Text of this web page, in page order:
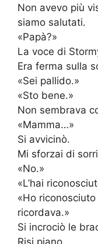
Non avevo più
siamo salutati.
«Papà?»
La voce di
Era ferma sulla
«Sei pallido.»
«Sto bene.»
Non sembrava
«Mamma…»
Si avvicinò.
Mi sforzai di
«No.»
«L’hai
«Ho
ricordava.»
Si incrociò le